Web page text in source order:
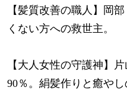
【髪質改善の職人】岡
くない方への救世主。
【大人女性の守護神】
90％。絹髪作りと癒やし